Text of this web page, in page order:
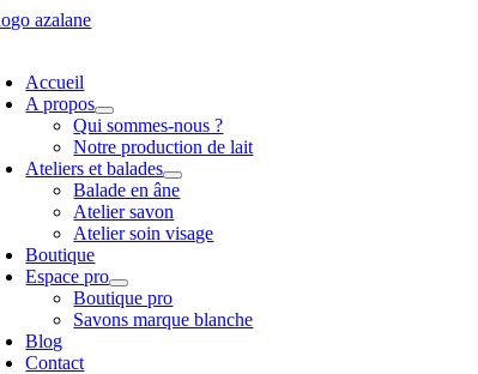
Passer
Accueil
A propos
Qui sommes-nous ?
Notre production de lait
Ateliers et balades
Balade en âne
Atelier savon
Atelier soin visage
Boutique
Espace pro
Boutique pro
Savons marque blanche
Blog
Contact